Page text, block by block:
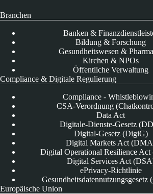
Branchen
Banken &
Bildung & Forschung
Gesundheitswesen &
Kirchen & NPOs
Öffentliche Verwaltung
Compliance & Digitale Regulierung
Compliance -
CSA-Verordnung
Data Act
Digitale-Dienste-Gesetz
Digital-Gesetz (DigiG)
Digital Markets Act
Digital Operational Resilience
Digital Services Act
ePrivacy-Richtlinie
Gesundheitsdatennutzungsgesetz
Europäische Union